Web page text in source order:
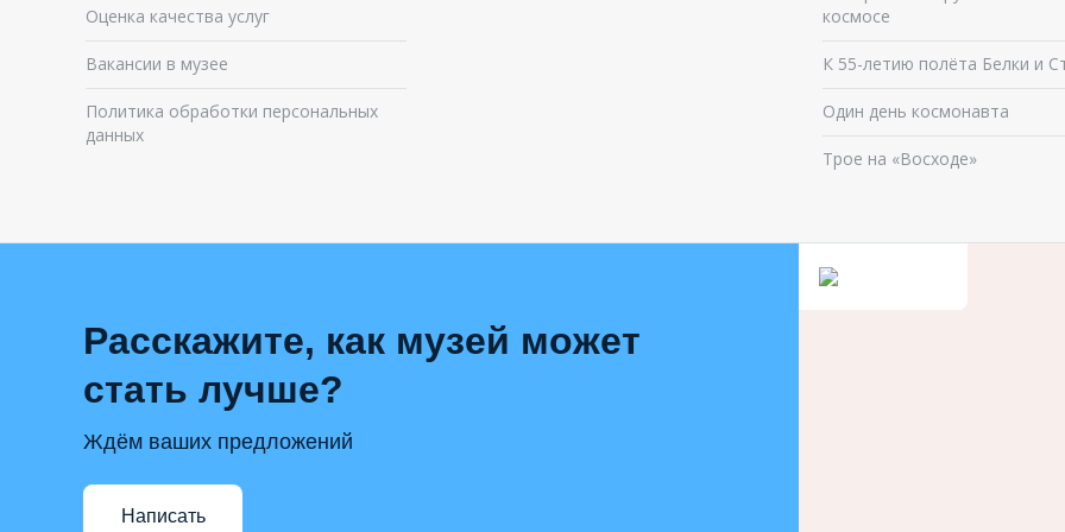
Оценка качества услуг
Вакансии в музее
Политика обработки персональных
данных
космосе
К 55-летию полёта Белки и
Один день космонавта
Трое на «Восходе»
Расскажите, как музей может
стать лучше?
Ждём ваших предложений
Написать